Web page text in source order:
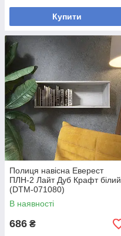
Купити
Полиця навісна Еверест
ПЛН-2 Лайт Дуб Крафт білий
(DTM-071080)
В наявності
686 ₴